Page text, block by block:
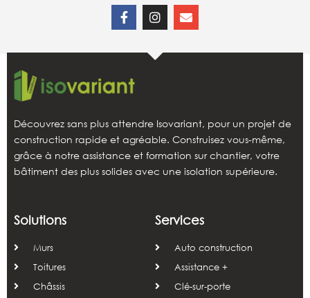
Découvrez sans plus attendre Isovariant, pour un projet de
construction rapide et agréable. Construisez vous-même,
grâce à notre assistance et formation sur chantier, votre
bâtiment des plus solides avec une isolation supérieure.
Solutions
Murs
Toitures
Châssis
Services
Auto construction
Assistance +
Clé-sur-porte